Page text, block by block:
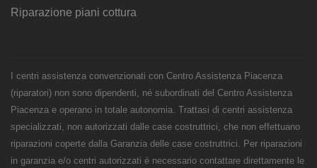
Riparazione piani cottura
I centri assistenza convenzionati con Centro Assistenza Piacenza
(riparatori) non sono dipendenti, né subordinati del Centro Assistenza
Piacenza e operano in totale autonomia. Trattasi di centri assistenza
specializzati, non autorizzati dalle case costruttrici, che non effettuano
riparazioni coperte dalla Garanzia delle case costruttrici. Per riparazioni
in garanzia e/o centri autorizzati è necessario contattare direttamente le